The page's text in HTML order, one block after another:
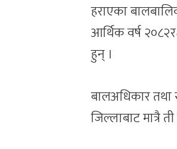
हराएका
आर्थिक वर्ष
हुन् ।
बालअधिकार तथा
जिल्लाबाट मात्रै